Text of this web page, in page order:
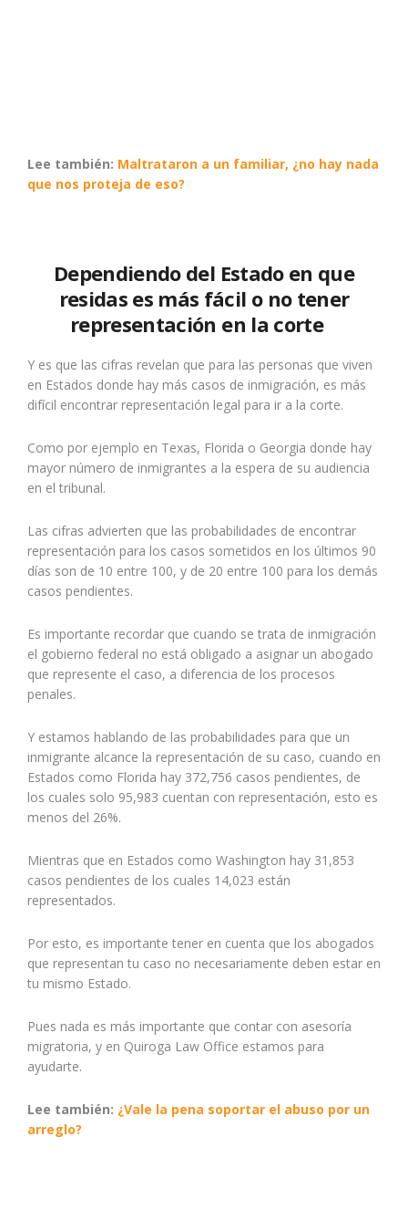
Lee también: Maltrataron a un familiar, ¿no hay nada
que nos proteja de eso?
Dependiendo del Estado en que
residas es más fácil o no tener
representación en la corte
Y es que las cifras revelan que para las personas que viven
en Estados donde hay más casos de inmigración, es más
difícil encontrar representación legal para ir a la corte.
Como por ejemplo en Texas, Florida o Georgia donde hay
mayor número de inmigrantes a la espera de su audiencia
en el tribunal.
Las cifras advierten que las probabilidades de encontrar
representación para los casos sometidos en los últimos 90
días son de 10 entre 100, y de 20 entre 100 para los demás
casos pendientes.
Es importante recordar que cuando se trata de inmigración
el gobierno federal no está obligado a asignar un abogado
que represente el caso, a diferencia de los procesos
penales.
Y estamos hablando de las probabilidades para que un
inmigrante alcance la representación de su caso, cuando en
Estados como Florida hay 372,756 casos pendientes, de
los cuales solo 95,983 cuentan con representación, esto es
menos del 26%.
Mientras que en Estados como Washington hay 31,853
casos pendientes de los cuales 14,023 están
representados.
Por esto, es importante tener en cuenta que los abogados
que representan tu caso no necesariamente deben estar en
tu mismo Estado.
Pues nada es más importante que contar con asesoría
migratoria, y en Quiroga Law Office estamos para
ayudarte.
Lee también: ¿Vale la pena soportar el abuso por un
arreglo?